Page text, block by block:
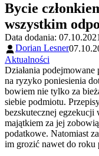
Bycie
wszystkim
Data dodania:
Dorian Lesner
Aktualności
Działania podejmowane
na ryzyko poniesienia
bowiem nie tylko za
siebie podmiotu.
bezskutecznej egzekucji
majątkiem za jej
podatkowe. Natomiast
im grozić nawet do roku